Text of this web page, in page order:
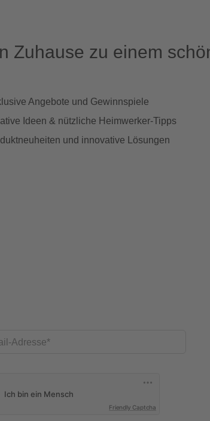
Zuhause zu einem
Angebote und Gewinnspiele
Ideen & nützliche Heimwerker-Tipps
und innovative Lösungen
Adresse
Friendly Captcha